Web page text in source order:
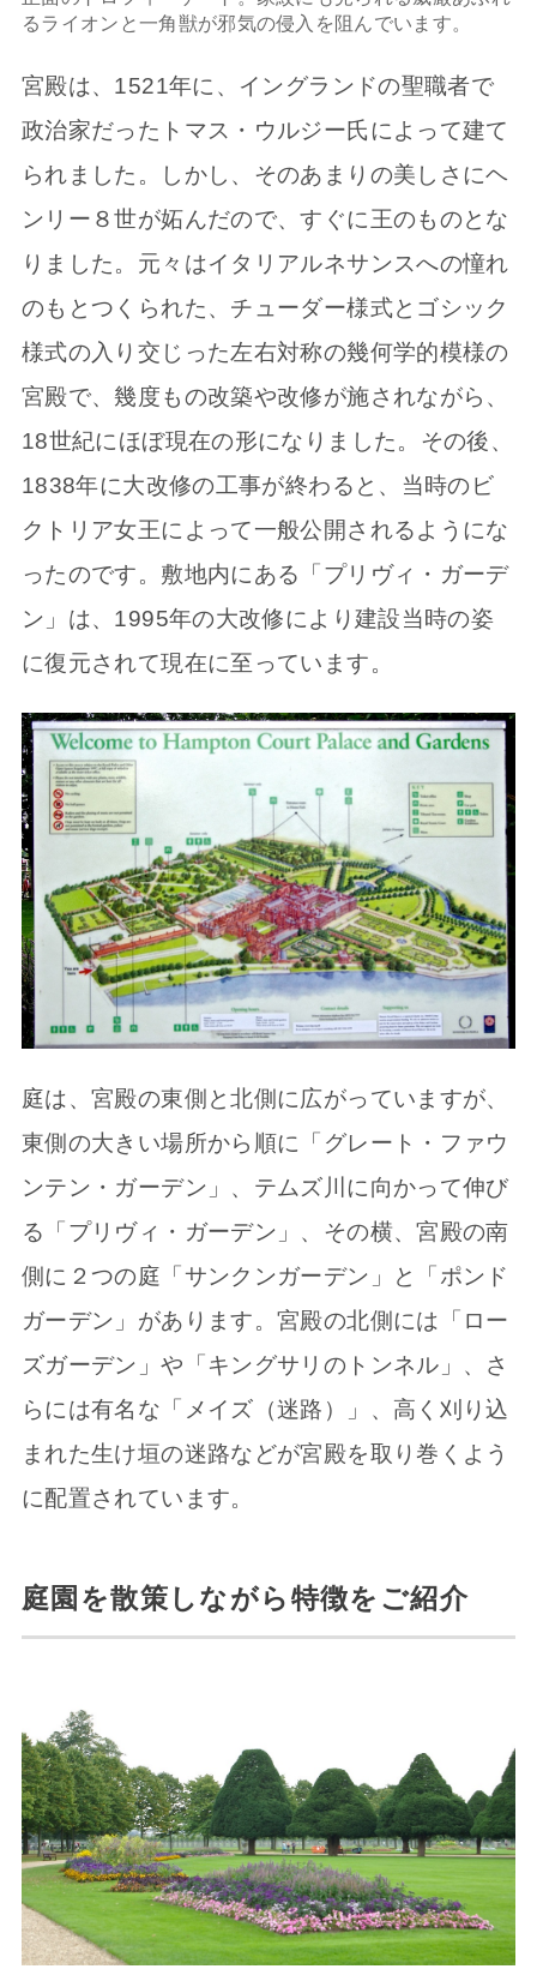
るライオンと一角獣が邪気の侵入を阻んでいます。
宮殿は、1521年に、イングランドの聖職者で
政治家だったトマス・ウルジー氏によって建て
られました。しかし、そのあまりの美しさにヘ
ンリー８世が妬んだので、すぐに王のものとな
りました。元々はイタリアルネサンスへの憧れ
のもとつくられた、チューダー様式とゴシック
様式の入り交じった左右対称の幾何学的模様の
宮殿で、幾度もの改築や改修が施されながら、
18世紀にほぼ現在の形になりました。その後、
1838年に大改修の工事が終わると、当時のビ
クトリア女王によって一般公開されるようにな
ったのです。敷地内にある「プリヴィ・ガーデ
ン」は、1995年の大改修により建設当時の姿
に復元されて現在に至っています。
庭は、宮殿の東側と北側に広がっていますが、
東側の大きい場所から順に「グレート・ファウ
ンテン・ガーデン」、テムズ川に向かって伸び
る「プリヴィ・ガーデン」、その横、宮殿の南
側に２つの庭「サンクンガーデン」と「ポンド
ガーデン」があります。宮殿の北側には「ロー
ズガーデン」や「キングサリのトンネル」、さ
らには有名な「メイズ（迷路）」、高く刈り込
まれた生け垣の迷路などが宮殿を取り巻くよう
に配置されています。
庭園を散策しながら特徴をご紹介